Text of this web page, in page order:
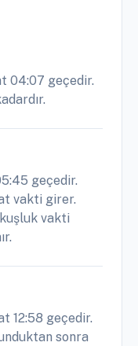
04:07 geçedir.
geçedir.
vakti girer.
vakti
12:58 geçedir.
sonra